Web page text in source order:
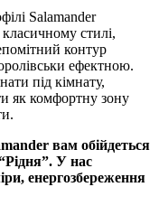
Salamander
стилі,
контур
ефектною.
під кімнату,
як комфортну зону
вам обійдеться
У нас
енергозбереження